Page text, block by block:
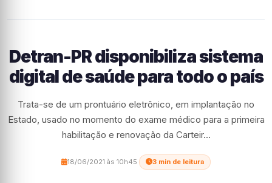
Detran-PR disponibiliza sistema
digital de saúde para todo o país
Trata-se de um prontuário eletrônico, em implantação no
Estado, usado no momento do exame médico para a primeira
habilitação e renovação da Carteir...
18/06/2021 às 10h45 3 min de leitura